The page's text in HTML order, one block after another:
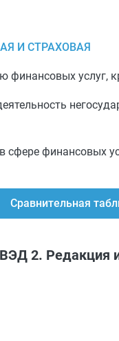
И СТРАХОВАЯ
финансовых услуг,
сфере финансовых
Сравнительная
2. Редакция